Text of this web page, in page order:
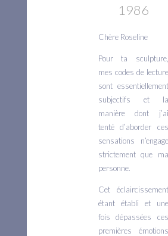
1986
Chère Roseline
Pour ta sculpture,
mes codes de lecture
sont essentiellement
subjectifs et la
manière dont j’ai
tenté d’aborder ces
sensations n’engage
strictement que ma
personne.
Cet éclaircissement
étant établi et une
fois dépassées ces
premières émotions